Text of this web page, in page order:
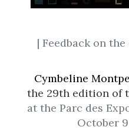
| Feedback on the
Cymbeline
the 29th edition of
at the Parc des
October